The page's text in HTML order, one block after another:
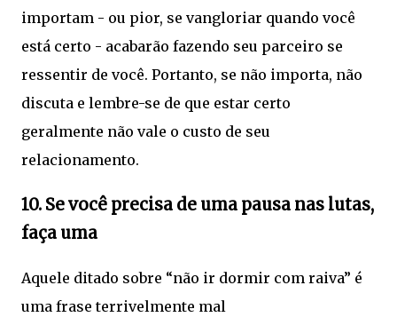
importam - ou pior, se vangloriar quando você
está certo - acabarão fazendo seu parceiro se
ressentir de você. Portanto, se não importa, não
discuta e lembre-se de que estar certo
geralmente não vale o custo de seu
relacionamento.
10. Se você precisa de uma pausa nas lutas,
faça uma
Aquele ditado sobre “não ir dormir com raiva” é
uma frase terrivelmente mal